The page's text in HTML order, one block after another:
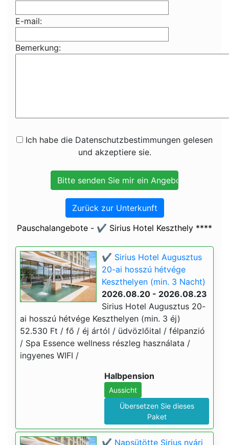
E-mail:
Bemerkung:
Ich habe die Datenschutzbestimmungen gelesen
und akzeptiere sie.
Zurück zur Unterkunft
Pauschalangebote - ✔️ Sirius Hotel Keszthely ****
✔️ Sirius Hotel Augusztus
20-ai hosszú hétvége
Keszthelyen (min. 3 Nacht)
2026.08.20 - 2026.08.23
Sirius Hotel Augusztus 20-
ai hosszú hétvége Keszthelyen (min. 3 éj)
52.530 Ft / fő / éj ártól / üdvözlőital / félpanzió
/ Spa Essence wellness részleg használata /
ingyenes WIFI /
Halbpension
Aussicht
Übersetzen Sie dieses
Paket
✔️ Napsütötte Sirius nyári